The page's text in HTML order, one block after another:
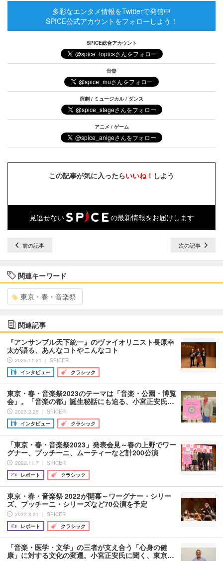
多彩なエンタメ情報をTwitterで発信中
SPICE公式アカウントをフォローしよう！
SPICE総合アカウント
音楽
演劇 / ミュージカル / ダンス
アニメ / ゲーム
この記事が気に入ったらいいね！ しよう
見逃せない の最新情報をお届けします
前の記事 次の記事
関連キーワード
東京・春・音楽祭
関連記事
『アンサンブル天下統一』のヴァイオリニスト長原幸
太が語る、あんなコトやこんなコト
2025.11.21 ｜ SPICER
インタビュー
クラシック
東京・春・音楽祭2023のテーマは「音楽・公園・博覧
会」。「音楽の都」誕生秘話にも迫る、小宮正安氏…
2023.2.25 ｜ SPICER
インタビュー
クラシック
「東京・春・音楽祭2023」発表会見～春の上野でワー
グナー、プッチーニ、ムーティーなど計200公演
2022.11.7 ｜ SPICER
レポート
クラシック
東京・春・音楽祭 2022が開幕～ワーグナー・シリー
ズ、プッチーニ・シリーズなど70公演を予定
2022.3.21 ｜ SPICER
レポート
クラシック
「音楽・医学・文学」の三者が支え合う「心身の健
康」に対する文化の変遷。小宮正安氏に聞く、東京…